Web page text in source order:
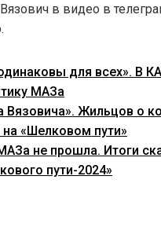
в видео в
для всех». В
МАЗа
Вязовича». Жильцов о
«Шелковом пути»
не прошла. Итоги
пути-2024»